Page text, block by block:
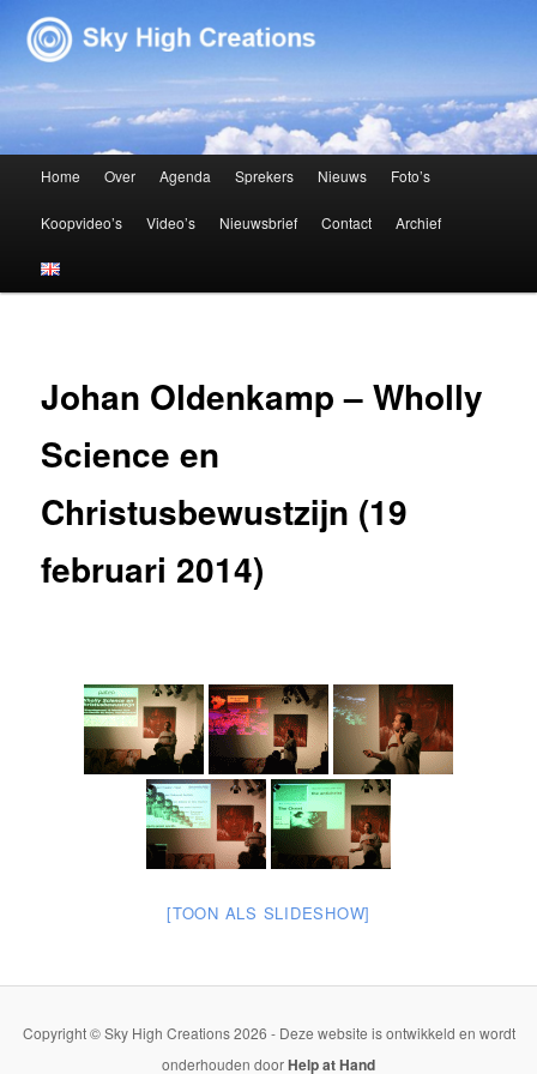
Sky High Creations
Spring naar de primaire inhoud
Spring naar de secundaire inhoud
Home Over Agenda Sprekers Nieuws Foto’s
Koopvideo’s Video’s Nieuwsbrief Contact Archief
Johan Oldenkamp – Wholly
Science en
Christusbewustzijn (19
februari 2014)
[TOON ALS SLIDESHOW]
Copyright © Sky High Creations 2026 - Deze website is ontwikkeld en wordt
onderhouden doorHelp at Hand